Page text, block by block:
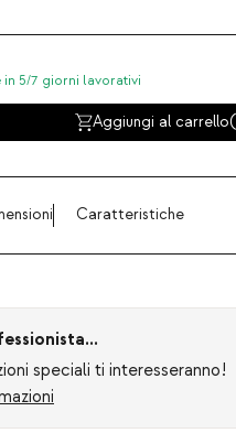
in 5/7 giorni lavorativi
Aggiungi al carrello(
Caratteristiche
speciali ti interesseranno!